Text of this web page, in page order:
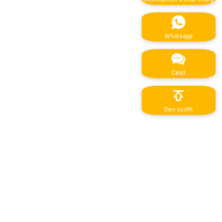
Whatsapp
Ceist
Den scoth